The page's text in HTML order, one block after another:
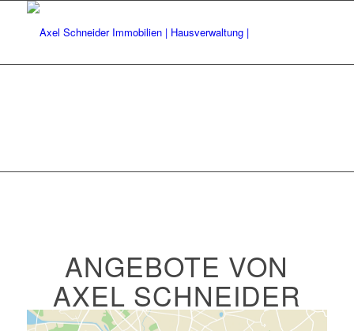
ANGEBOTE VON
AXEL SCHNEIDER